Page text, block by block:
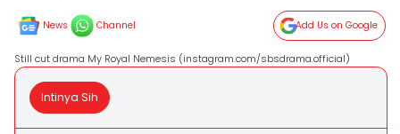
News Channel Add Us on Google
Still cut drama My Royal Nemesis (instagram.com/sbsdrama.official)
Intinya Sih